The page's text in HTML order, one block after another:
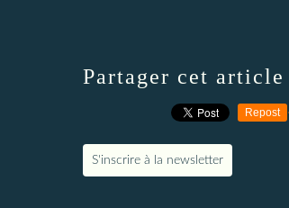
Partager cet article
Repost
S'inscrire à la newsletter